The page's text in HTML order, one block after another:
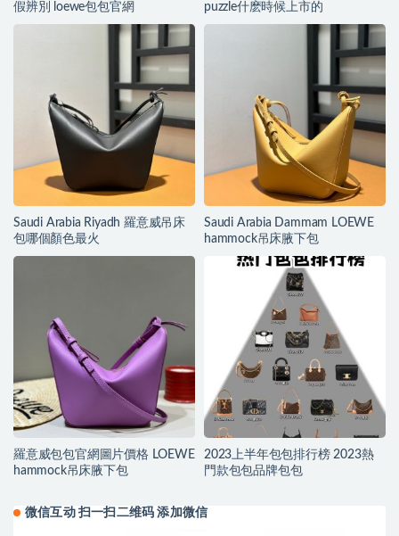
假辨別 loewe包包官網 puzzle什麽時候上市的
Saudi Arabia Riyadh 羅意威吊床
包哪個顏色最火
Saudi Arabia Dammam LOEWE
hammock吊床腋下包
羅意威包包官網圖片價格 LOEWE
hammock吊床腋下包
2023上半年包包排行榜 2023熱
門款包包品牌包包
微信互动 扫一扫二维码 添加微信